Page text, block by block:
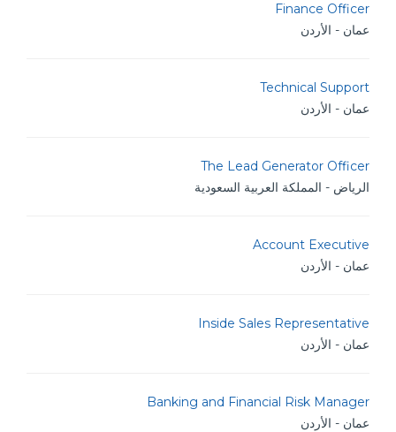
Finance Officer
عمان - الأردن
Technical Support
عمان - الأردن
The Lead Generator Officer
الرياض - المملكة العربية السعودية
Account Executive
عمان - الأردن
Inside Sales Representative
عمان - الأردن
Banking and Financial Risk Manager
عمان - الأردن